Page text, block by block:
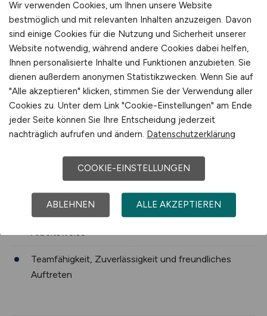
Wir verwenden Cookies, um Ihnen unsere Website
bestmöglich und mit relevanten Inhalten anzuzeigen. Davon
sind einige Cookies für die Nutzung und Sicherheit unserer
Website notwendig, während andere Cookies dabei helfen,
Ihnen personalisierte Inhalte und Funktionen anzubieten. Sie
dienen außerdem anonymen Statistikzwecken. Wenn Sie auf
"Alle akzeptieren" klicken, stimmen Sie der Verwendung aller
Cookies zu. Unter dem Link "Cookie-Einstellungen" am Ende
jeder Seite können Sie Ihre Entscheidung jederzeit
nachträglich aufrufen und ändern. Datenschutzerklärung
COOKIE-EINSTELLUNGEN
ABLEHNEN ALLE AKZEPTIEREN